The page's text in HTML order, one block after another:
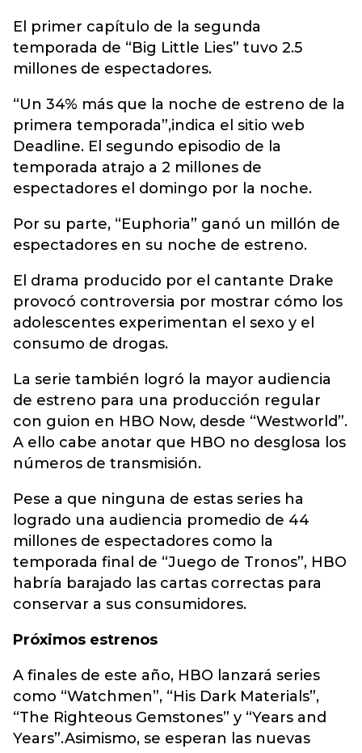
El primer capítulo de la segunda
temporada de “Big Little Lies” tuvo 2.5
millones de espectadores.
“Un 34% más que la noche de estreno de la
primera temporada”,indica el sitio web
Deadline. El segundo episodio de la
temporada atrajo a 2 millones de
espectadores el domingo por la noche.
Por su parte, “Euphoria” ganó un millón de
espectadores en su noche de estreno.
El drama producido por el cantante Drake
provocó controversia por mostrar cómo los
adolescentes experimentan el sexo y el
consumo de drogas.
La serie también logró la mayor audiencia
de estreno para una producción regular
con guion en HBO Now, desde “Westworld”.
A ello cabe anotar que HBO no desglosa los
números de transmisión.
Pese a que ninguna de estas series ha
logrado una audiencia promedio de 44
millones de espectadores como la
temporada final de “Juego de Tronos”, HBO
habría barajado las cartas correctas para
conservar a sus consumidores.
Próximos estrenos
A finales de este año, HBO lanzará series
como “Watchmen”, “His Dark Materials”,
“The Righteous Gemstones” y “Years and
Years”.Asimismo, se esperan las nuevas